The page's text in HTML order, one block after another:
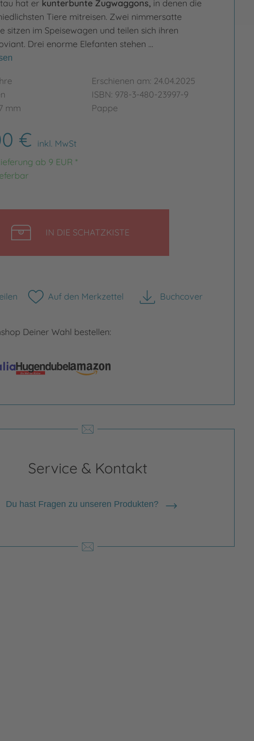
hat er kunterbunte Zugwaggons,in denen die
Tiere mitreisen. Zwei nimmersatte
sitzen im Speisewagen und teilen sich ihren
Drei enorme Elefanten stehen …
mm
Erschienen am: 24.04.2025
ISBN: 978-3-480-23997-9
Pappe
€ inkl. MwSt
ab 9 EUR *
IN DIE SCHATZKISTE
Auf den Merkzettel Buchcover
herunterladen
Deiner Wahl bestellen:
Service & Kontakt
Du hast Fragen zu unseren Produkten?